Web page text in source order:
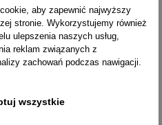
W sprawach dotyczących
mailowy, telefoniczny lub przez
aby zapewnić najwyższy
stronie. Wykorzystujemy również
ulepszenia naszych usług,
reklam związanych z
zachowań podczas nawigacji.
wszystkie